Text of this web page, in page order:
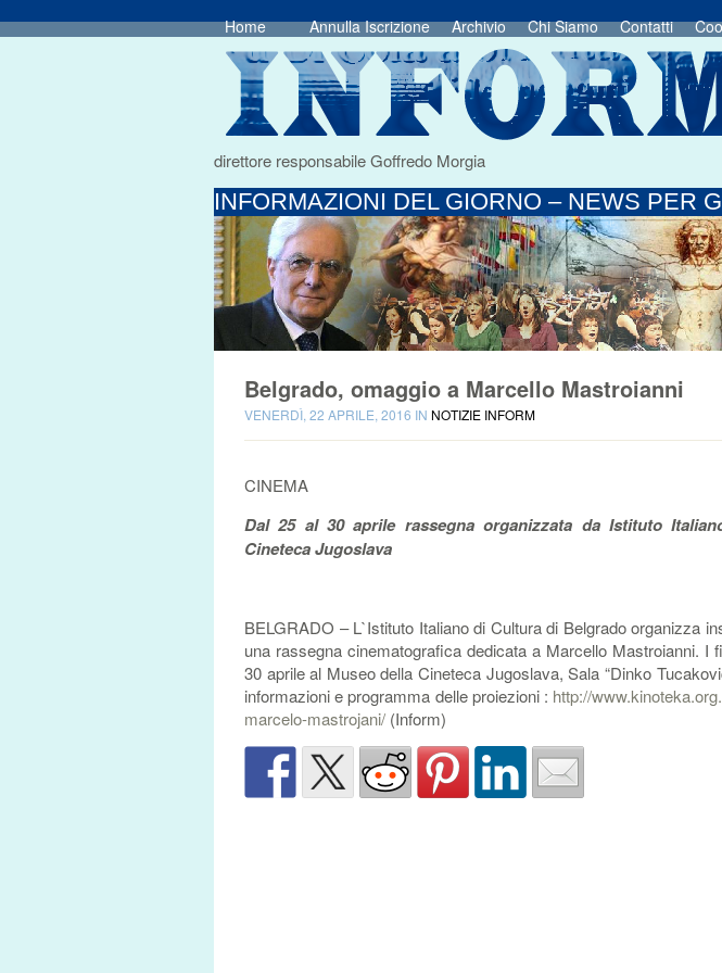
Home Annulla Iscrizione Archivio Chi Siamo Contatti
direttore responsabile Goffredo Morgia
INFORMAZIONI DEL GIORNO – NEWS PER
Belgrado, omaggio a Marcello Mastroianni
VENERDÌ, 22 APRILE, 2016 IN NOTIZIE INFORM
CINEMA
Dal 25 al 30 aprile rassegna organizzata da Istituto
Cineteca Jugoslava
BELGRADO – L`Istituto Italiano di Cultura di Belgrado organizza
una rassegna cinematografica dedicata a Marcello Mastroianni. I
30 aprile al Museo della Cineteca Jugoslava, Sala “Dinko
informazioni e programma delle proiezioni : http://
marcelo-mastrojani/ (Inform)